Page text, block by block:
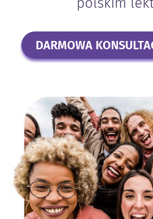
DARMOWA